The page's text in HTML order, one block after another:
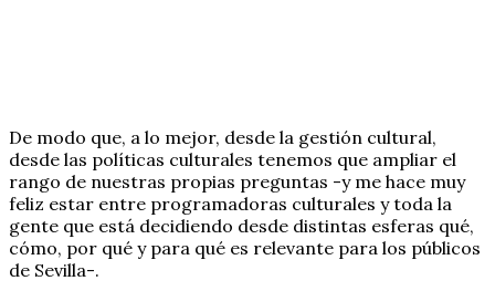
De modo que, a lo mejor, desde la gestión cultural,
desde las políticas culturales tenemos que ampliar el
rango de nuestras propias preguntas -y me hace muy
feliz estar entre programadoras culturales y toda la
gente que está decidiendo desde distintas esferas qué,
cómo, por qué y para qué es relevante para los públicos
de Sevilla-.